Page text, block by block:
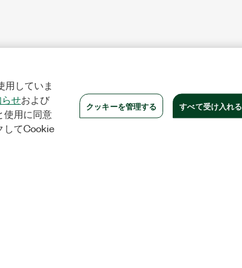
していま
せおよび
使用に同意
してCookie
クッキーを管理する すべて受け入れる